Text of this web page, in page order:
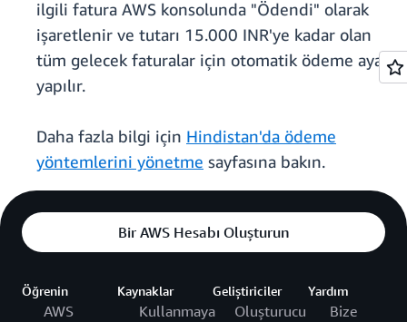
ilgili fatura AWS konsolunda "Ödendi" olarak
işaretlenir ve tutarı 15.000 INR'ye kadar olan
tüm gelecek faturalar için otomatik ödeme ayarı
yapılır.
Daha fazla bilgi için Hindistan'da ödeme
yöntemlerini yönetme sayfasına bakın.
Bir AWS Hesabı Oluşturun
Öğrenin
AWS
Kaynaklar
Kullanmaya
Geliştiriciler
Oluşturucu
Yardım
Bize